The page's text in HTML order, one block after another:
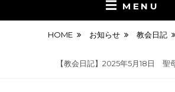
MENU
HOME お知らせ 教会日記
【教会日記】2025年5月18日 聖